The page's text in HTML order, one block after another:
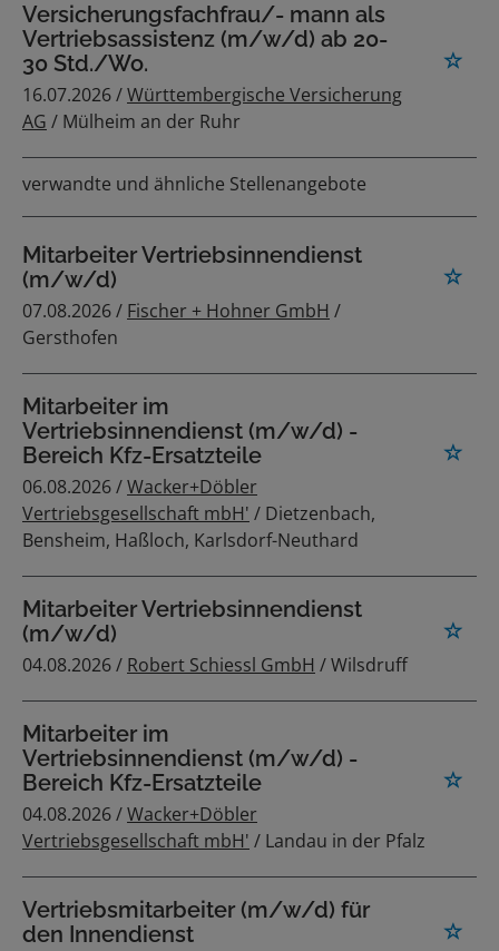
Versicherungsfachfrau/- mann als
Vertriebsassistenz (m/w/d) ab 20-
30 Std./Wo.
16.07.2026 /Württembergische Versicherung
AG / Mülheim an der Ruhr
verwandte und ähnliche Stellenangebote
Mitarbeiter Vertriebsinnendienst
(m/w/d)
07.08.2026 / Fischer + Hohner GmbH /
Gersthofen
Mitarbeiter im
Vertriebsinnendienst (m/w/d) -
Bereich Kfz-Ersatzteile
06.08.2026 /Wacker+Döbler
Vertriebsgesellschaft mbH' / Dietzenbach,
Bensheim, Haßloch, Karlsdorf-Neuthard
Mitarbeiter Vertriebsinnendienst
(m/w/d)
04.08.2026 / Robert Schiessl GmbH / Wilsdruff
Mitarbeiter im
Vertriebsinnendienst (m/w/d) -
Bereich Kfz-Ersatzteile
04.08.2026 /Wacker+Döbler
Vertriebsgesellschaft mbH' / Landau in der Pfalz
Vertriebsmitarbeiter (m/w/d) für
den Innendienst